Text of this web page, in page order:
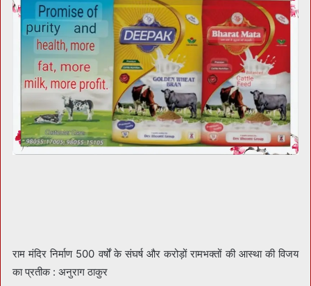
राम मंदिर निर्माण 500 वर्षों के संघर्ष और करोड़ों रामभक्तों की आस्था की विजय
का प्रतीक : अनुराग ठाकुर